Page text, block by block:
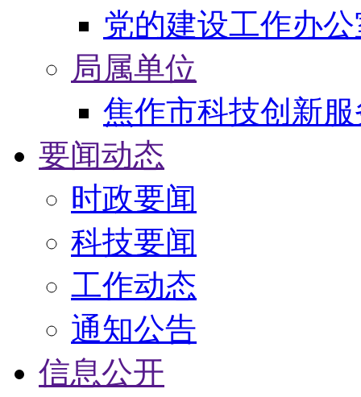
党的建设工作办
局属单位
焦作市科技创新
要闻动态
时政要闻
科技要闻
工作动态
通知公告
信息公开